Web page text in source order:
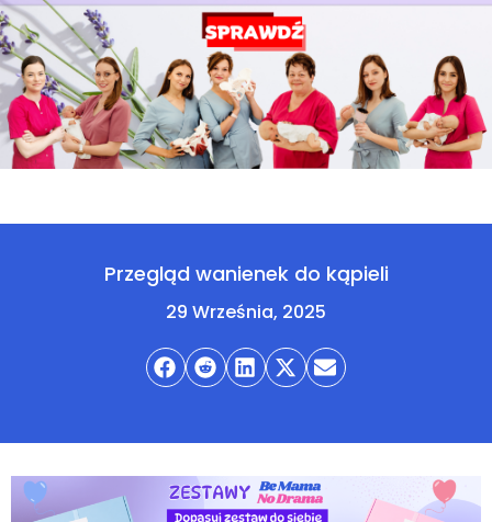
Przegląd wanienek do kąpieli
29 Września, 2025